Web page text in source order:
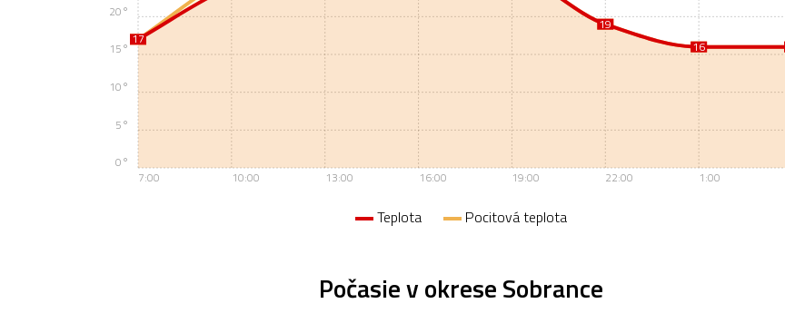
17
19
16
17
19
16
7:00 10:00 13:00 16:00 19:00 22:00 1:00
0°
5°
10°
15°
20°
Teplota Pocitová teplota
Počasie v okrese Sobrance